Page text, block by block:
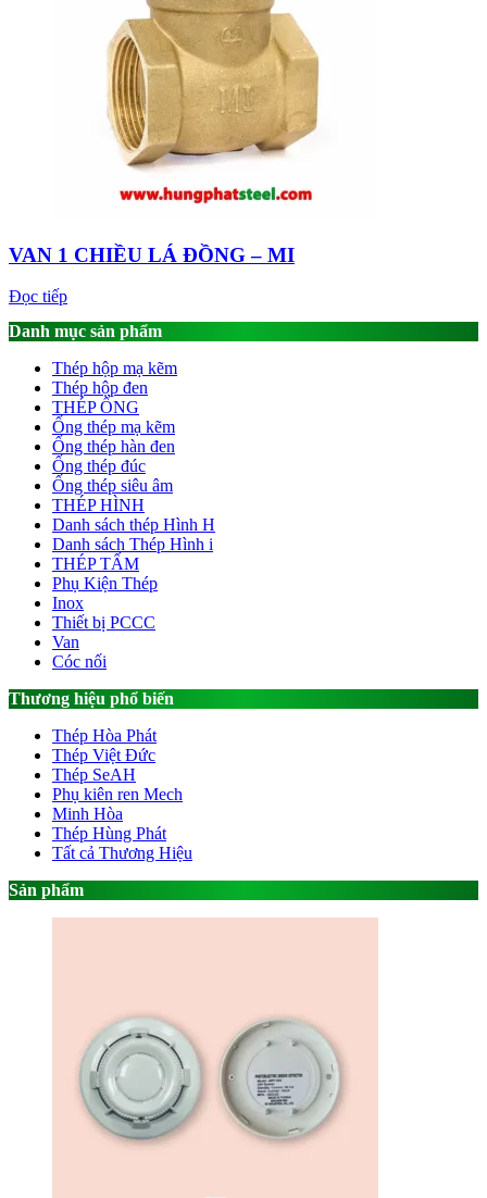
VAN 1 CHIỀU LÁ ĐỒNG – MI
Đọc tiếp
Danh mục sản phẩm
Thép hộp mạ kẽm
Thép hộp đen
THÉP ỐNG
Ống thép mạ kẽm
Ống thép hàn đen
Ống thép đúc
Ống thép siêu âm
THÉP HÌNH
Danh sách thép Hình H
Danh sách Thép Hình i
THÉP TẤM
Phụ Kiện Thép
Inox
Thiết bị PCCC
Van
Cóc nối
Thương hiệu phổ biến
Thép Hòa Phát
Thép Việt Đức
Thép SeAH
Phụ kiên ren Mech
Minh Hòa
Thép Hùng Phát
Tất cả Thương Hiệu
Sản phẩm